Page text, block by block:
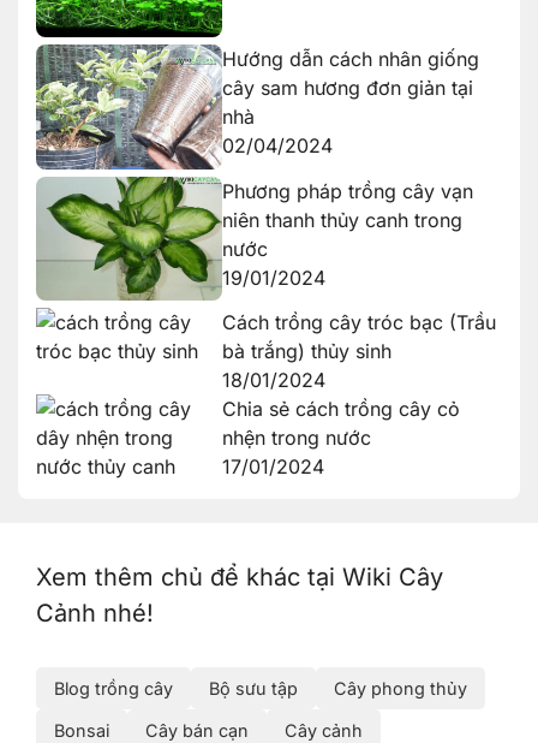
Hướng dẫn cách nhân giống
cây sam hương đơn giản tại
nhà
02/04/2024
Phương pháp trồng cây vạn
niên thanh thủy canh trong
nước
19/01/2024
Cách trồng cây tróc bạc (Trầu
bà trắng) thủy sinh
18/01/2024
Chia sẻ cách trồng cây cỏ
nhện trong nước
17/01/2024
Xem thêm chủ để khác tại Wiki Cây
Cảnh nhé!
Blog trồng cây Bộ sưu tập Cây phong thủy
Bonsai Cây bán cạn Cây cảnh